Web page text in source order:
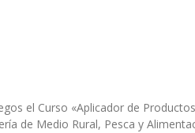
el Curso «Aplicador de Productos
de Medio Rural, Pesca y